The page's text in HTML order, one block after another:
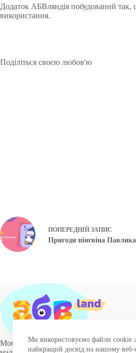
Ми використовуємо файли cookie
найкращий досвід на нашому веб-
Додаток АБВляндія побудований так,
використання.
Поділіться своєю любов'ю
ПОПЕРЕДНІЙ ЗАПИС
Пригоди пінгвіна Павлика
Мобільні додатки для навчання